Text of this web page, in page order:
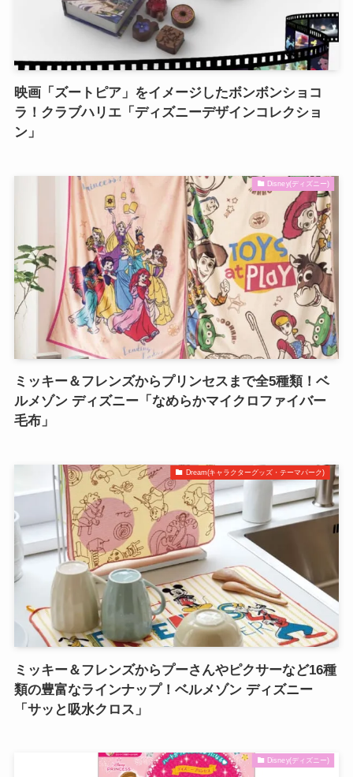
映画「ズートピア」をイメージしたボンボンショコ
ラ！クラブハリエ「ディズニーデザインコレクショ
ン」
Disney(ディズニー)
ミッキー＆フレンズからプリンセスまで全5種類！ベ
ルメゾン ディズニー「なめらかマイクロファイバー
毛布」
Dream(キャラクターグッズ・テーマパーク)
ミッキー＆フレンズからプーさんやピクサーなど16種
類の豊富なラインナップ！ベルメゾン ディズニー
「サッと吸水クロス」
Disney(ディズニー)